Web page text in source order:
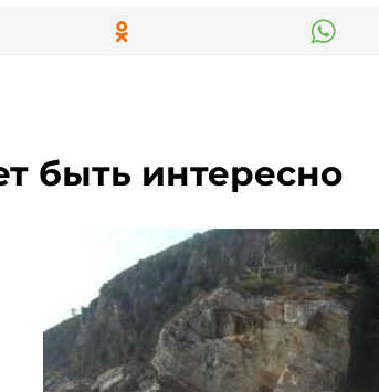
быть интересно